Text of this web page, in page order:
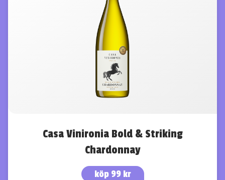
Casa Vinironia Bold & Striking
Chardonnay
köp 99 kr